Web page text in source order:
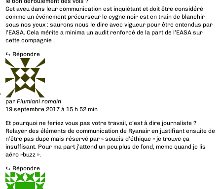
Cet aveu dans leur communication est inquiétant et doit être considéré
comme un événement précurseur le cygne noir est en train de blanchir
sous nos yeux : saurons nous le dire avec vigueur pour être entendus par
l’EASA. Cela mérite a minima un audit renforcé de la part de l’EASA sur
cette compagnie .
⮑ Répondre
parFlumiani romain
19 septembre 2017 à 15 h 52 min
Et pourquoi ne feriez vous pas votre travail, c’est à dire journaliste ?
Relayer des éléments de communication de Ryanair en justifiant ensuite de
n’être pas dupe mais réservé par « soucis d’éthique » je trouve ça
insuffisant. Pour ma part j’attend un peu plus de fond, meme quand je lis
aéro »buzz ».
⮑ Répondre